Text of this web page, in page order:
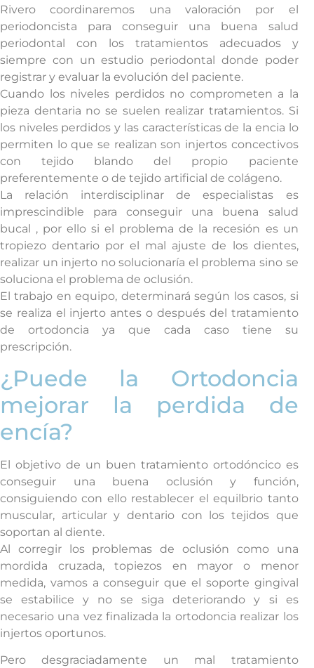
Rivero coordinaremos una valoración por el
periodoncista para conseguir una buena salud
periodontal con los tratamientos adecuados y
siempre con un estudio periodontal donde poder
registrar y evaluar la evolución del paciente.
Cuando los niveles perdidos no comprometen a la
pieza dentaria no se suelen realizar tratamientos. Si
los niveles perdidos y las características de la encia lo
permiten lo que se realizan son injertos concectivos
con tejido blando del propio paciente
preferentemente o de tejido artificial de colágeno.
La relación interdisciplinar de especialistas es
imprescindible para conseguir una buena salud
bucal , por ello si el problema de la recesión es un
tropiezo dentario por el mal ajuste de los dientes,
realizar un injerto no solucionaría el problema sino se
soluciona el problema de oclusión.
El trabajo en equipo, determinará según los casos, si
se realiza el injerto antes o después del tratamiento
de ortodoncia ya que cada caso tiene su
prescripción.
¿Puede la Ortodoncia
mejorar la perdida de
encía?
El objetivo de un buen tratamiento ortodóncico es
conseguir una buena oclusión y función,
consiguiendo con ello restablecer el equilbrio tanto
muscular, articular y dentario con los tejidos que
soportan al diente.
Al corregir los problemas de oclusión como una
mordida cruzada, topiezos en mayor o menor
medida, vamos a conseguir que el soporte gingival
se estabilice y no se siga deteriorando y si es
necesario una vez finalizada la ortodoncia realizar los
injertos oportunos.
Pero desgraciadamente un mal tratamiento